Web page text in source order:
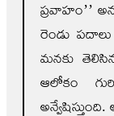
ప్రవాహం’’
రెండు పదాలు
మనకు
ఆలోకం